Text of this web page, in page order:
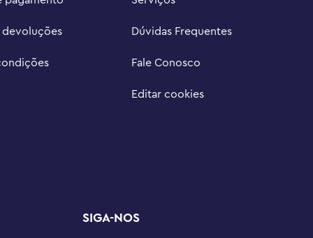
devoluções Dúvidas Frequentes
Fale Conosco
Editar cookies
SIGA-NOS